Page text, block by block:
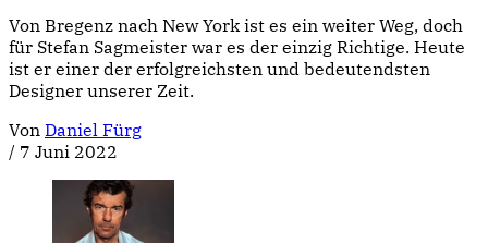
Von Bregenz nach New York ist es ein weiter Weg, doch
für Stefan Sagmeister war es der einzig Richtige. Heute
ist er einer der erfolgreichsten und bedeutendsten
Designer unserer Zeit.
Von Daniel Fürg
/ 7 Juni 2022